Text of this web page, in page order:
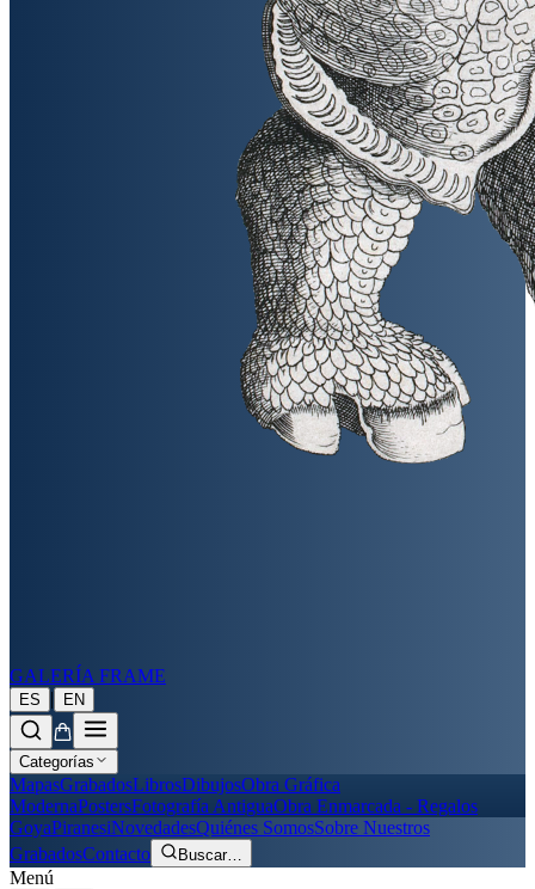
GALERÍA FRAME
ES | EN
Categorías
MapasGrabadosLibrosDibujosObra Gráfica
ModernaPostersFotografía AntiguaObra Enmarcada - Regalos
GoyaPiranesiNovedadesQuiénes SomosSobre Nuestros
GrabadosContacto Buscar…
Menú